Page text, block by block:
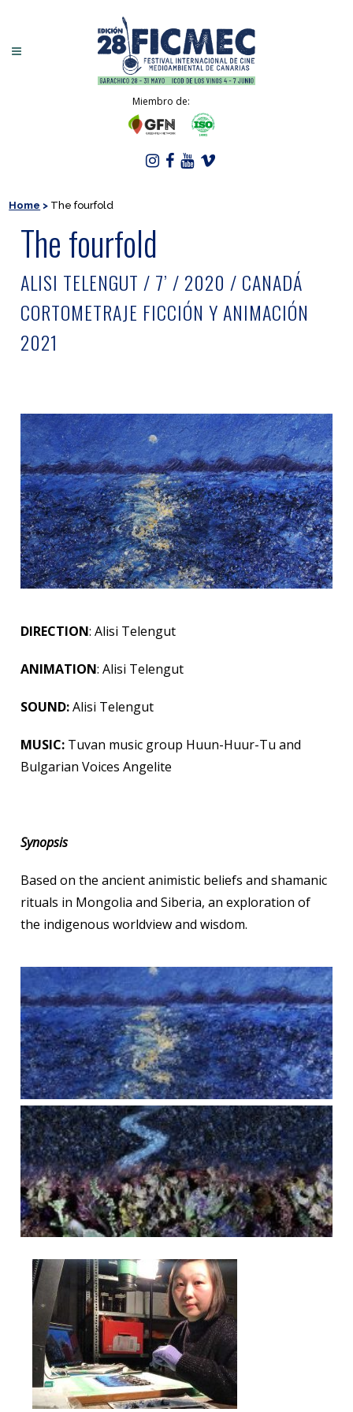
Miembro de:
Home > The fourfold
The fourfold
ALISI TELENGUT / 7’ / 2020 / CANADÁ
CORTOMETRAJE FICCIÓN Y ANIMACIÓN
2021
DIRECTION: Alisi Telengut
ANIMATION: Alisi Telengut
SOUND:Alisi Telengut
MUSIC: Tuvan music group Huun-Huur-Tu and
Bulgarian Voices Angelite
Synopsis
Based on the ancient animistic beliefs and shamanic
rituals in Mongolia and Siberia, an exploration of
the indigenous worldview and wisdom.